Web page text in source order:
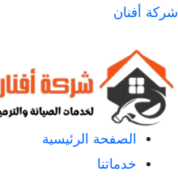
التجاوز
المحتوى
شركة أفنان
الصفحة الرئيسية
خدماتنا